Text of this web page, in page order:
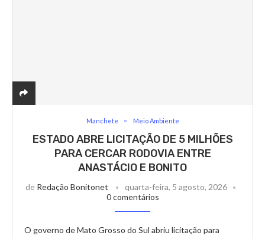
Manchete Meio Ambiente
ESTADO ABRE LICITAÇÃO DE 5 MILHÕES
PARA CERCAR RODOVIA ENTRE
ANASTÁCIO E BONITO
de Redação Bonitonet
quarta-feira, 5 agosto, 2026
0 comentários
O governo de Mato Grosso do Sul abriu licitação para